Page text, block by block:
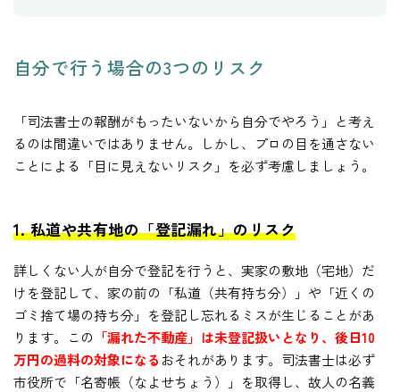
自分で行う場合の3つのリスク
「司法書士の報酬がもったいないから自分でやろう」と考え
るのは間違いではありません。しかし、プロの目を通さない
ことによる「目に見えないリスク」を必ず考慮しましょう。
1. 私道や共有地の「登記漏れ」のリスク
詳しくない人が自分で登記を行うと、実家の敷地（宅地）だ
けを登記して、家の前の「私道（共有持ち分）」や「近くの
ゴミ捨て場の持ち分」を登記し忘れるミスが生じることがあ
ります。この 「漏れた不動産」は未登記扱いとなり、後日10
万円の過料の対象になる おそれがあります。司法書士は必ず
市役所で「名寄帳（なよせちょう）」を取得し、故人の名義